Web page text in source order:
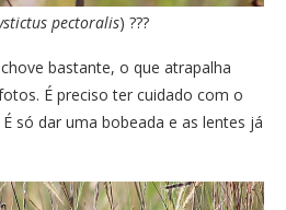
pectoralis) ???
bastante, o que atrapalha
É preciso ter cuidado com o
só dar uma bobeada e as lentes já